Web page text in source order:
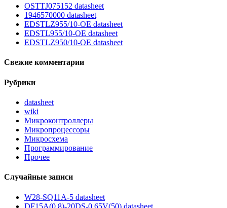
OSTTJ075152 datasheet
1946570000 datasheet
EDSTLZ955/10-OE datasheet
EDSTL955/10-OE datasheet
EDSTLZ950/10-OE datasheet
Свежие комментарии
Рубрики
datasheet
wiki
Микроконтроллеры
Микропроцессоры
Микросхема
Программирование
Прочее
Случайные записи
W28-SQ11A-5 datasheet
DF15A(0.8)-20DS-0.65V(50) datasheet